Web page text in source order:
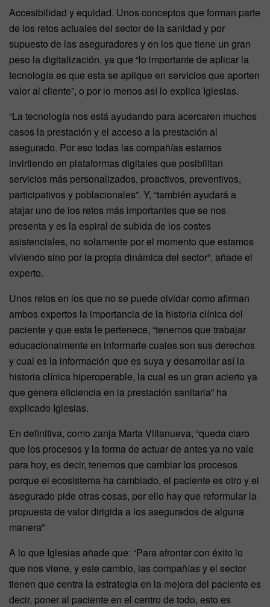
Accesibilidad y equidad. Unos conceptos que forman parte
de los retos actuales del sector de la sanidad y por
supuesto de las aseguradores y en los que tiene un gran
peso la digitalización, ya que “lo importante de aplicar la
tecnología es que esta se aplique en servicios que aporten
valor al cliente”, o por lo menos así lo explica Iglesias.
“La tecnología nos está ayudando para acercaren muchos
casos la prestación y el acceso a la prestación al
asegurado. Por eso todas las compañías estamos
invirtiendo en plataformas digitales que posibilitan
servicios más personalizados, proactivos, preventivos,
participativos y poblacionales”. Y, “también ayudará a
atajar uno de los retos más importantes que se nos
presenta y es la espiral de subida de los costes
asistenciales, no solamente por el momento que estamos
viviendo sino por la propia dinámica del sector”, añade el
experto.
Unos retos en los que no se puede olvidar como afirman
ambos expertos la importancia de la historia clínica del
paciente y que esta le pertenece, “tenemos que trabajar
educacionalmente en informarle cuales son sus derechos
y cual es la información que es suya y desarrollar así la
historia clínica hiperoperable, la cual es un gran acierto ya
que genera eficiencia en la prestación sanitaria” ha
explicado Iglesias.
En definitiva, como zanja Marta Villanueva, “queda claro
que los procesos y la forma de actuar de antes ya no vale
para hoy, es decir, tenemos que cambiar los procesos
porque el ecosistema ha cambiado, el paciente es otro y el
asegurado pide otras cosas, por ello hay que reformular la
propuesta de valor dirigida a los asegurados de alguna
manera”
A lo que Iglesias añade que: “Para afrontar con éxito lo
que nos viene, y este cambio, las compañías y el sector
tienen que centra la estrategia en la mejora del paciente es
decir, poner al paciente en el centro de todo, esto es